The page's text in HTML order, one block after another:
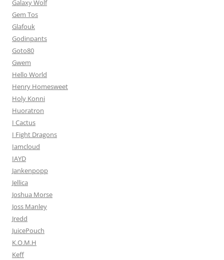
Galaxy Wolf
Gem Tos
Glafouk
Godinpants
Goto80
Gwem
Hello World
Henry Homesweet
Holy Konni
Huoratron
I Cactus
I Fight Dragons
Iamcloud
IAYD
Jankenpopp
Jellica
Joshua Morse
Joss Manley
Jredd
JuicePouch
K.O.M.H
Keff